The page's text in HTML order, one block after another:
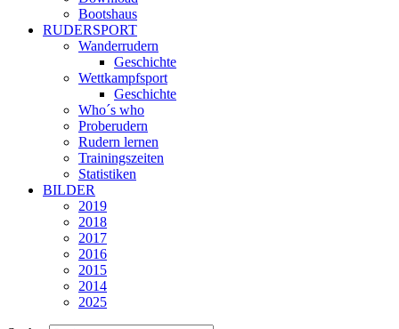
Bootshaus
RUDERSPORT
Wanderrudern
Geschichte
Wettkampfsport
Geschichte
Who´s who
Proberudern
Rudern lernen
Trainingszeiten
Statistiken
BILDER
2019
2018
2017
2016
2015
2014
2025